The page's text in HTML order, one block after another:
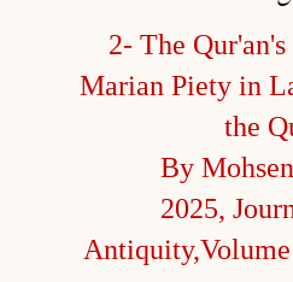
2- The
Marian Piety in
the
By
2025,
Antiquity,Volume